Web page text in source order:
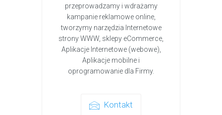
przeprowadzamy i wdrażamy
kampanie reklamowe online,
tworzymy narzędzia Internetowe
strony WWW, sklepy eCommerce,
Aplikacje Internetowe (webowe),
Aplikacje mobilne i
oprogramowanie dla Firmy.
Kontakt